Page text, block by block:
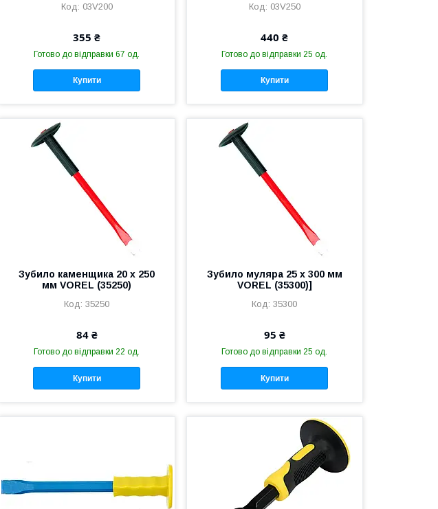
03V200
355 ₴
Готово до відправки 67 од.
Купити
03V250
440 ₴
Готово до відправки 25 од.
Купити
Зубило каменщика 20 х 250
мм VOREL (35250)
35250
84 ₴
Готово до відправки 22 од.
Купити
Зубило муляра 25 х 300 мм
VOREL (35300)]
35300
95 ₴
Готово до відправки 25 од.
Купити